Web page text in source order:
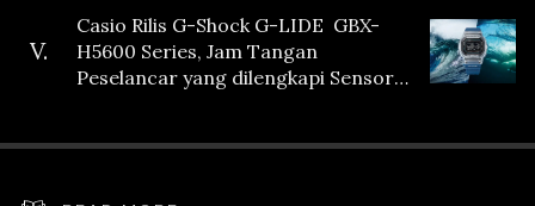
V.
Casio Rilis G-Shock G-LIDE GBX-
H5600 Series, Jam Tangan
Peselancar yang dilengkapi Sensor